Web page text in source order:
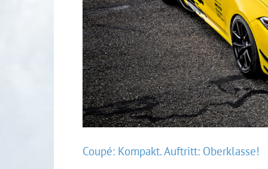
Coupé: Kompakt. Auftritt: Oberklasse!